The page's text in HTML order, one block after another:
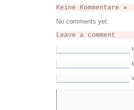
Keine Kommentare »
No comments yet.
Leave a comment